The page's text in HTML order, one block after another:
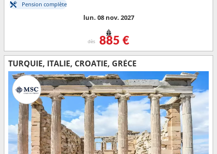
Pension complète
lun. 08 nov. 2027
dès 885 €
TURQUIE, ITALIE, CROATIE, GRÈCE